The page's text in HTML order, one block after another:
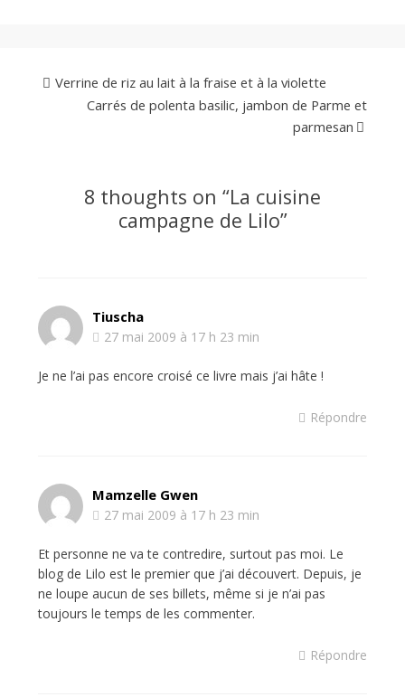
Verrine de riz au lait à la fraise et à la violette
Carrés de polenta basilic, jambon de Parme et
parmesan
8 thoughts on “La cuisine
campagne de Lilo”
Tiuscha
27 mai 2009 à 17 h 23 min
Je ne l’ai pas encore croisé ce livre mais j’ai hâte !
Répondre
Mamzelle Gwen
27 mai 2009 à 17 h 23 min
Et personne ne va te contredire, surtout pas moi. Le
blog de Lilo est le premier que j’ai découvert. Depuis, je
ne loupe aucun de ses billets, même si je n’ai pas
toujours le temps de les commenter.
Répondre